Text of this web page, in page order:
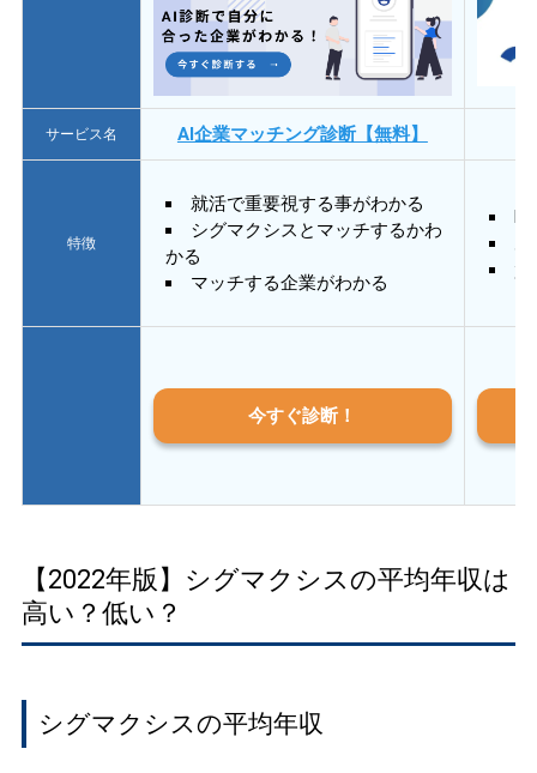
サービス名 AI企業マッチング診断【無料】
特徴
就活で重要視する事がわかる
シグマクシスとマッチするかわ
かる
マッチする企業がわかる
質
今すぐ診断！
【2022年版】シグマクシスの平均年収は
高い？低い？
シグマクシスの平均年収